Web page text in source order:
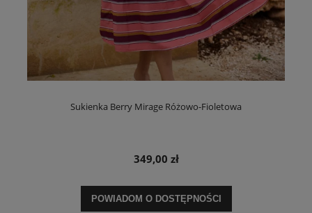
Sukienka Berry Mirage Różowo-Fioletowa
349,00 zł
POWIADOM O DOSTĘPNOŚCI